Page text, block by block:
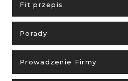
Fit przepis
Porady
Prowadzenie Firmy